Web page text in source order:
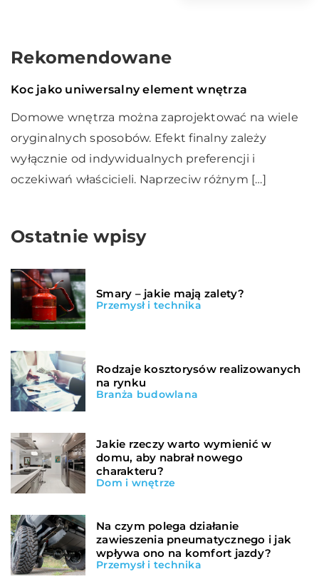
Rekomendowane
04 lutego 2021
Dom i wnętrze
Koc jako uniwersalny element wnętrza
Domowe wnętrza można zaprojektować na wiele
oryginalnych sposobów. Efekt finalny zależy
wyłącznie od indywidualnych preferencji i
oczekiwań właścicieli. Naprzeciw różnym […]
Ostatnie wpisy
Smary – jakie mają zalety?
Przemysł i technika
Rodzaje kosztorysów realizowanych
na rynku
Branża budowlana
Jakie rzeczy warto wymienić w
domu, aby nabrał nowego
charakteru?
Dom i wnętrze
Na czym polega działanie
zawieszenia pneumatycznego i jak
wpływa ono na komfort jazdy?
Przemysł i technika